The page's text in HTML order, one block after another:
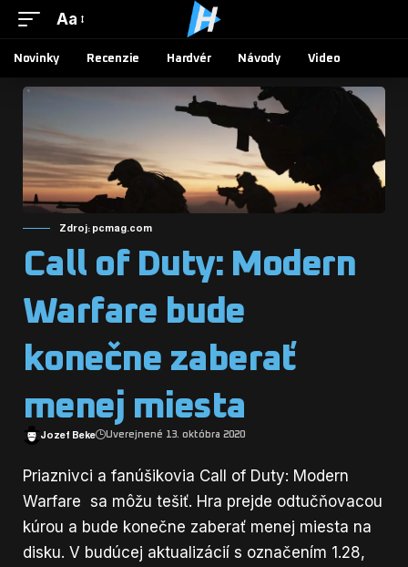
Aa
Novinky Recenzie Hardvér Návody Video
Zdroj: pcmag.com
Call of Duty: Modern
Warfare bude
konečne zaberať
menej miesta
Jozef Beke Uverejnené 13. októbra 2020
Priaznivci a fanúšikovia Call of Duty: Modern
Warfare sa môžu tešiť. Hra prejde odtučňovacou
kúrou a bude konečne zaberať menej miesta na
disku. V budúcej aktualizácií s označením 1.28,